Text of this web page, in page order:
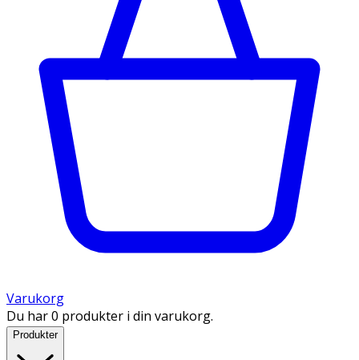
Varukorg
Du har 0 produkter i din varukorg.
Produkter